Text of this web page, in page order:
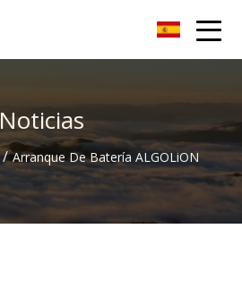
Noticias
/ Arranque De Batería ALGOLiON